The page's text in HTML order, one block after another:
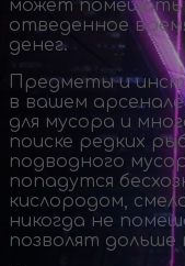
может помешать
отведенное
денег.
Предметы и
в вашем
для мусора и
поиске редких
подводного
попадутся
кислородом,
никогда не
позволят